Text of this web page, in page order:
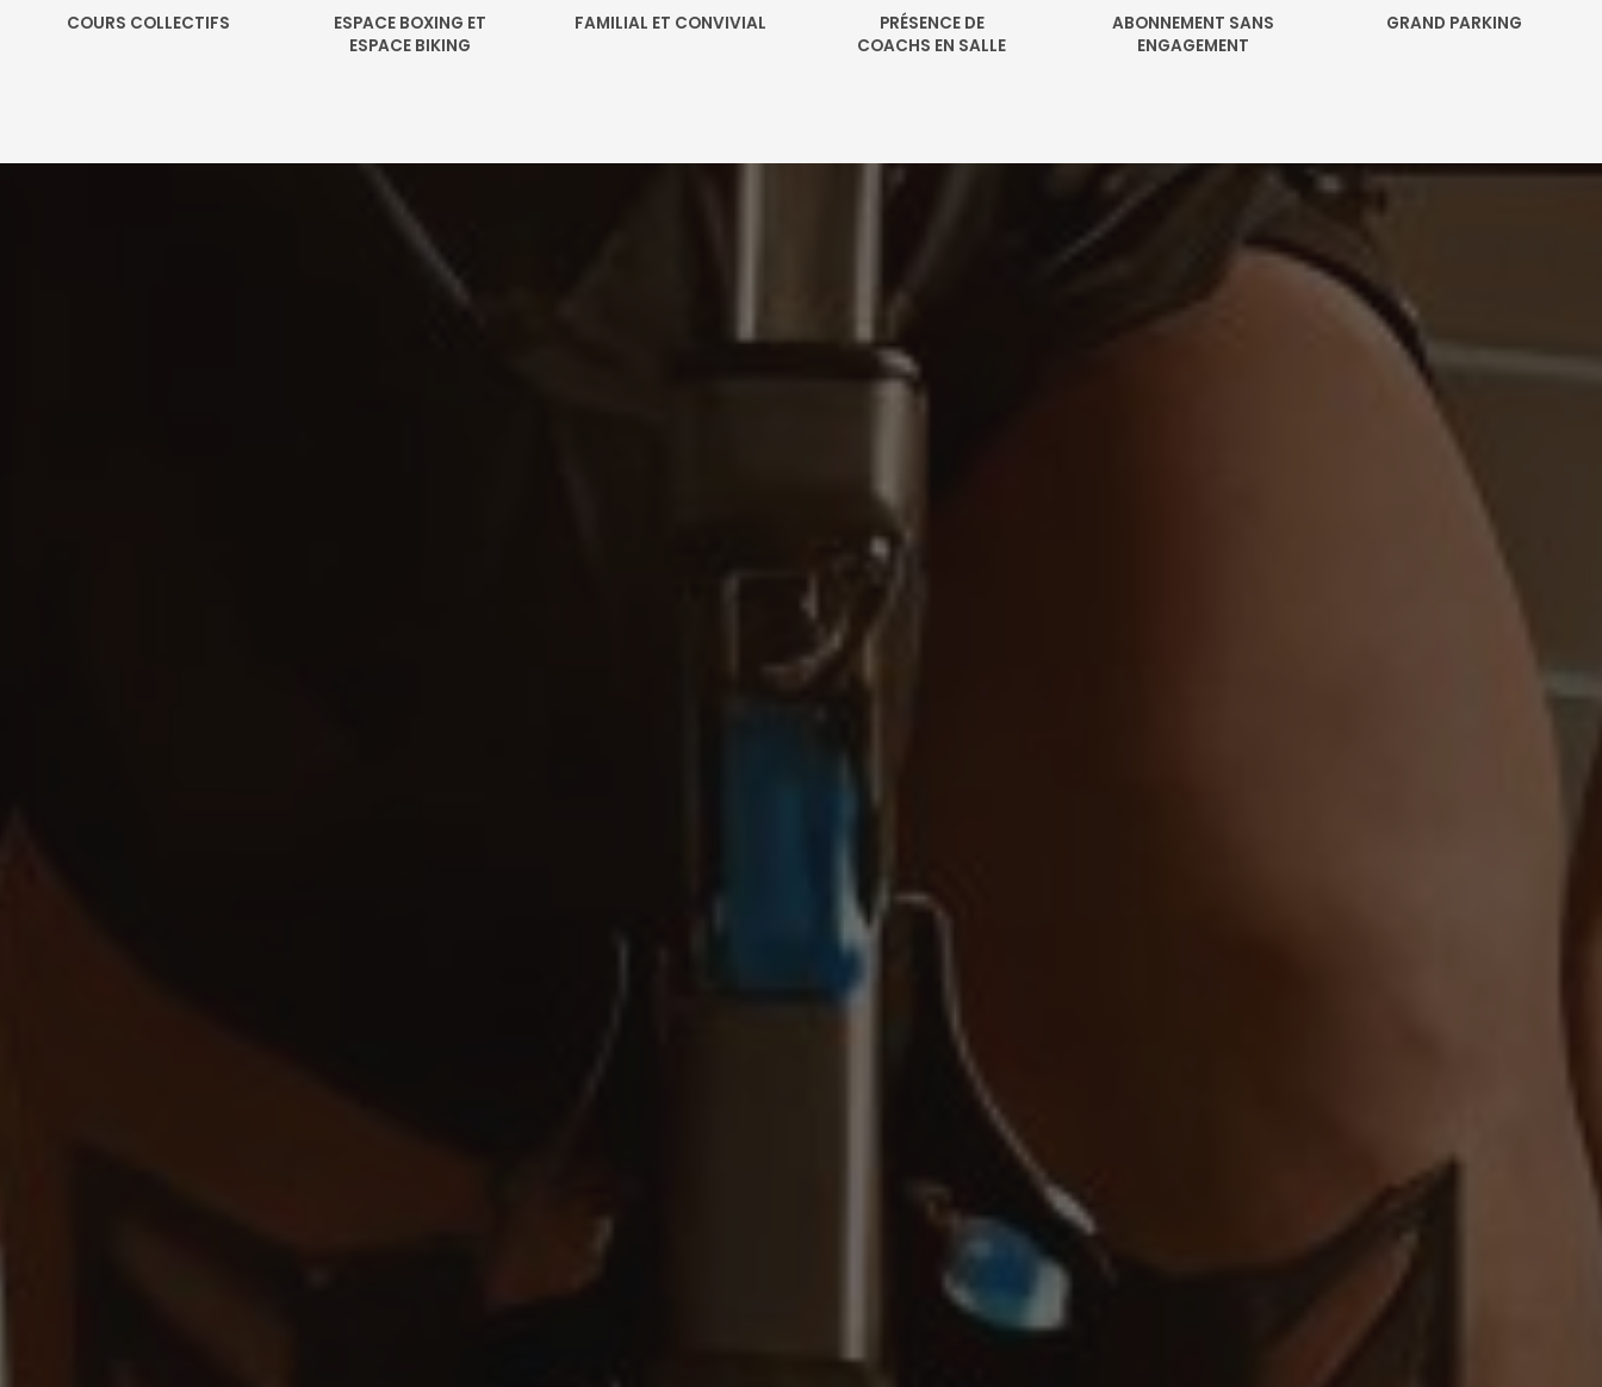
COURS COLLECTIFS
ESPACE BOXING ET
ESPACE BIKING
FAMILIAL ET CONVIVIAL
PRÉSENCE DE
COACHS EN SALLE
ABONNEMENT SANS
ENGAGEMENT
GRAND PARKING